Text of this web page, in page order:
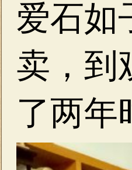
爱石如
卖，到
了两年